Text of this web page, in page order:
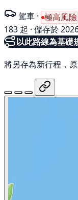
駕車 · 極高風險
183 起 · 儲存於
以此路線為基礎
將另存為新行程，原